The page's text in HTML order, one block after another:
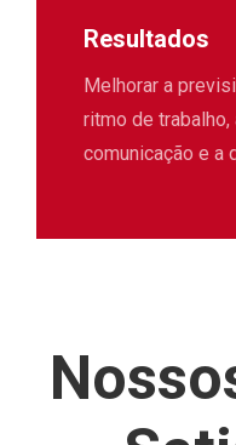
Resultados
Melhorar a
ritmo de trabalho,
comunicação e a